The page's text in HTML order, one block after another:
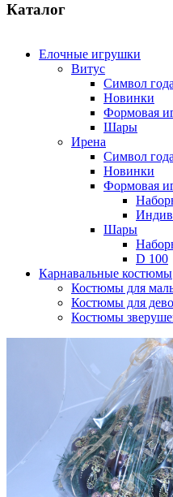
Каталог
Елочные игрушки
Витус
Символ года
Новинки
Формовая
Шары
Ирена
Символ года
Новинки
Формовая
Шары
D 100
Карнавальные костюмы
Костюмы для
Костюмы для
Костюмы